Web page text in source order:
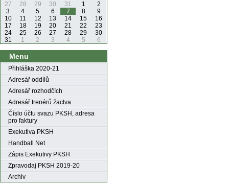
27
28 29 30 31 1
2
3
4 5 6 7 8
9
10
11 12 13 14 15
16
17
18 19 20 21 22
23
24
25 26 27 28 29
30
31
1 2 3 4 5 6
Menu
Přihláška 2020-21
Adresář oddílů
Adresář rozhodčích
Adresář trenérů žactva
Číslo účtu svazu PKSH, adresa
pro faktury
Exekutiva PKSH
Handball Net
Zápis Exekutivy PKSH
Zpravodaj PKSH 2019-20
Archiv